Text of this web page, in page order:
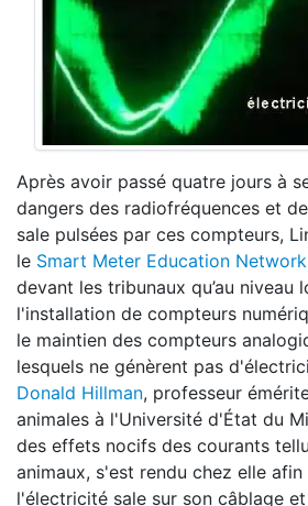
Après avoir passé quatre jours à
dangers des radiofréquences et
sale pulsées par ces compteurs,
le Smart Meter Education Network
devant les tribunaux qu’au niveau
l'installation de compteurs
le maintien des compteurs
lesquels ne génèrent pas
Donald Hillman, professeur
animales à l'Université d'État du
des effets nocifs des courants
animaux, s'est rendu chez elle afin
l'électricité sale sur son câblage